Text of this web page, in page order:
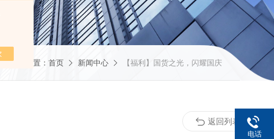
当前位置： 首页 新闻中心 【福利】国货之光，闪耀国庆
返回列表
电话